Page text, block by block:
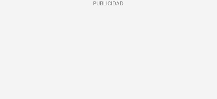
PUBLICIDAD